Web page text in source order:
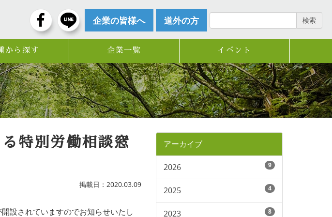
企業の皆様へ 道外の方 検索
から探す 企業一覧 イベント
特別労働相談窓
掲載日：2020.03.09
設されていますのでお知らせいたし
アーカイブ
2026 9
2025 4
2023 8